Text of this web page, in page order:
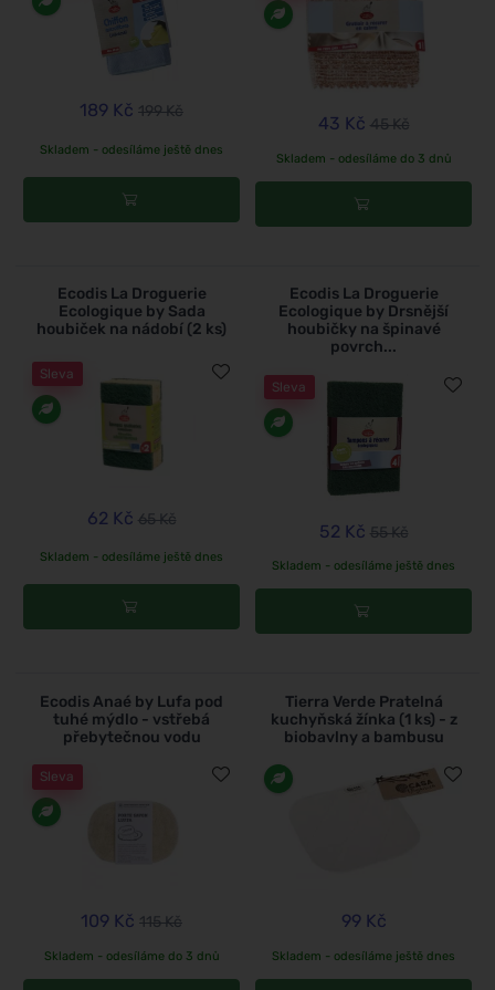
189 Kč 199 Kč
Skladem - odesíláme ještě dnes
43 Kč 45 Kč
Skladem - odesíláme do 3 dnů
Ecodis La Droguerie
Ecologique by Sada
houbiček na nádobí (2 ks)
Sleva
62 Kč 65 Kč
Skladem - odesíláme ještě dnes
Ecodis La Droguerie
Ecologique by Drsnější
houbičky na špinavé
povrch...
Sleva
52 Kč 55 Kč
Skladem - odesíláme ještě dnes
Ecodis Anaé by Lufa pod
tuhé mýdlo - vstřebá
přebytečnou vodu
Sleva
109 Kč 115 Kč
Skladem - odesíláme do 3 dnů
Tierra Verde Pratelná
kuchyňská žínka (1 ks) - z
biobavlny a bambusu
99 Kč
Skladem - odesíláme ještě dnes